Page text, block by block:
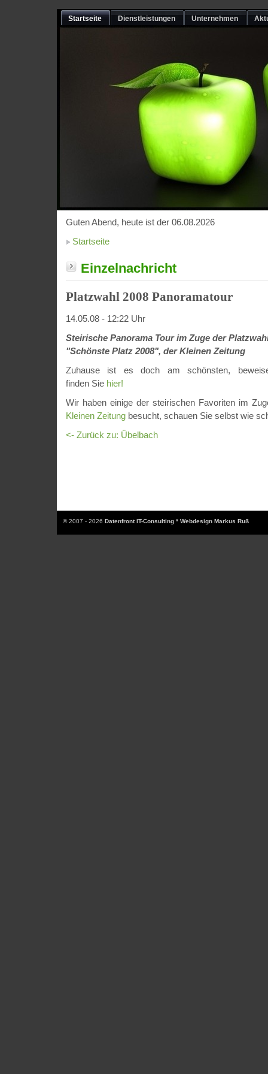
Startseite Dienstleistungen Unternehmen
Guten Abend, heute ist der 06.08.2026
Startseite
Einzelnachricht
Platzwahl 2008 Panoramatour
14.05.08 - 12:22 Uhr
Steirische Panorama Tour im Zuge der
"Schönste Platz 2008", der Kleinen Zeitung
Zuhause ist es doch am schönsten,
finden Sie hier!
Wir haben einige der steirischen Favoriten im
Kleinen Zeitung besucht, schauen Sie selbst wie
<- Zurück zu: Übelbach
© 2007 - 2026 Datenfront IT-Consulting * Webdesign Markus Ruß